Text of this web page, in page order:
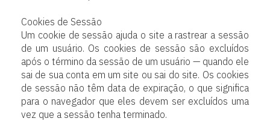
Cookies de Sessão
Um cookie de sessão ajuda o site a rastrear a sessão
de um usuário. Os cookies de sessão são excluídos
após o término da sessão de um usuário — quando ele
sai de sua conta em um site ou sai do site. Os cookies
de sessão não têm data de expiração, o que significa
para o navegador que eles devem ser excluídos uma
vez que a sessão tenha terminado.